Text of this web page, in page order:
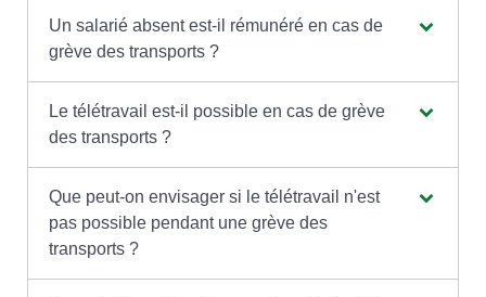
Un salarié absent est-il rémunéré en cas de
grève des transports ?
Le télétravail est-il possible en cas de grève
des transports ?
Que peut-on envisager si le télétravail n'est
pas possible pendant une grève des
transports ?